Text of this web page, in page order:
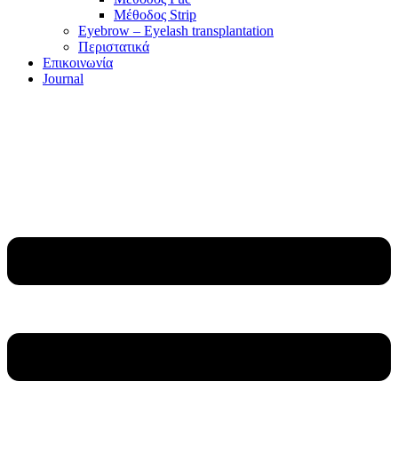
Μέθοδος Strip
Eyebrow – Eyelash transplantation
Περιστατικά
Επικοινωνία
Journal